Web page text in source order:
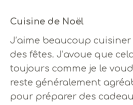
Cuisine de Noël
J’aime beaucoup
des fêtes. J’avoue que
toujours comme je le
reste généralement
pour préparer des